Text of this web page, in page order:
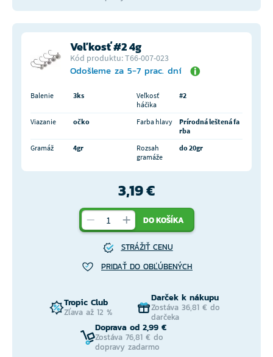
Veľkosť #2 4g
Kód produktu: T66-007-023
Odošleme za 5-7 prac. dní
Balenie 3ks
Veľkosť
háčika
#2
Viazanie očko Farba hlavy
Prírodná leštená fa
rba
Gramáž
4gr
Rozsah
gramáže
do 20gr
3,19 €
DO KOŠÍKA
STRÁŽIŤ CENU
PRIDAŤ DO OBĽÚBENÝCH
Tropic Club
Zľava až 12 %
Darček k nákupu
Zostáva 36,81 € do
darčeka
Doprava od 2,99 €
Zostáva 76,81 € do
dopravy zadarmo